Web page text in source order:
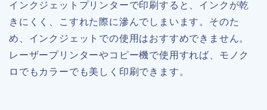
インクジェットプリンターで印刷すると、インクが乾
きにくく、こすれた際に滲んでしまいます。そのた
め、インクジェットでの使用はおすすめできません。
レーザープリンターやコピー機で使用すれば、モノク
ロでもカラーでも美しく印刷できます。